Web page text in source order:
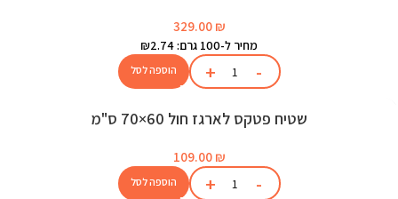
329.00 ₪
מחיר ל-100 גרם: ₪2.74
הוספה לסל
שטיח פטקס לארגז חול 60×70 ס"מ
109.00 ₪
הוספה לסל